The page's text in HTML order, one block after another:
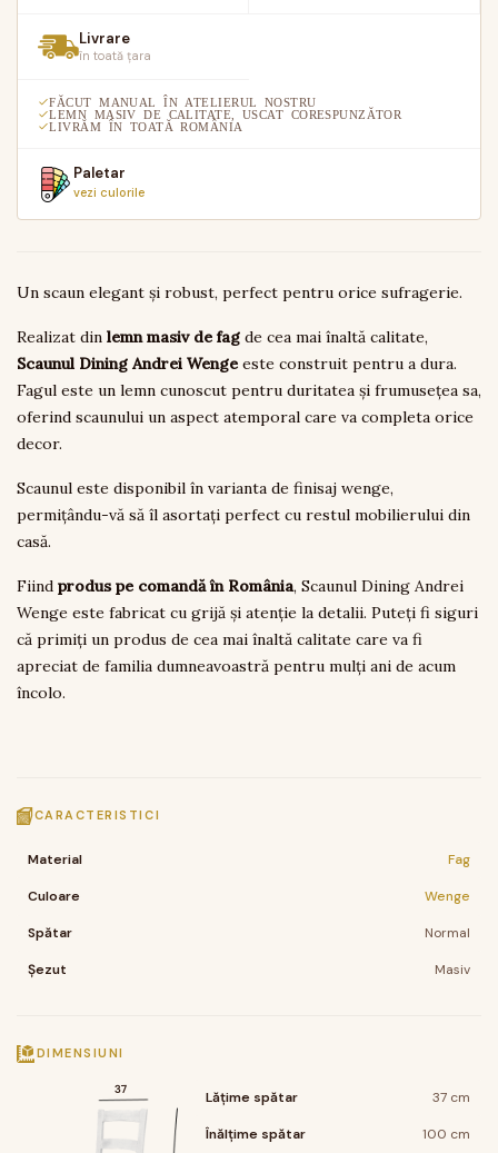
Livrare
în toată țara
FĂCUT MANUAL ÎN ATELIERUL NOSTRU
LEMN MASIV DE CALITATE, USCAT CORESPUNZĂTOR
LIVRĂM ÎN TOATĂ ROMÂNIA
Paletar
vezi culorile
Un scaun elegant și robust, perfect pentru orice sufragerie.
Realizat din lemn masiv de fag de cea mai înaltă calitate,
Scaunul Dining Andrei Wenge este construit pentru a dura.
Fagul este un lemn cunoscut pentru duritatea și frumusețea sa,
oferind scaunului un aspect atemporal care va completa orice
decor.
Scaunul este disponibil în varianta de finisaj wenge,
permițându-vă să îl asortați perfect cu restul mobilierului din
casă.
Fiind produs pe comandă în România, Scaunul Dining Andrei
Wenge este fabricat cu grijă și atenție la detalii. Puteți fi siguri
că primiți un produs de cea mai înaltă calitate care va fi
apreciat de familia dumneavoastră pentru mulți ani de acum
încolo.
CARACTERISTICI
Material Fag
Culoare Wenge
Spătar Normal
Șezut Masiv
DIMENSIUNI
37 Lățime spătar 37 cm
Înălțime spătar 100 cm